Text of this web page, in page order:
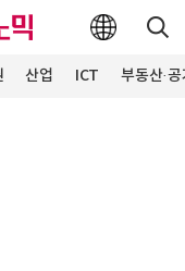
산업 ICT 부동산·